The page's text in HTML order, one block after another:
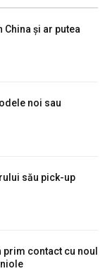
China și ar putea
noi sau
său pick-up
prim contact cu noul